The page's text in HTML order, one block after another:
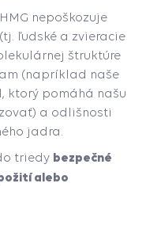
nepoškozuje
ľudské a zvieracie
štruktúre
(napríklad naše
ktorý pomáhá našu
a odlišnosti
jadra.
triedy bezpečné
alebo